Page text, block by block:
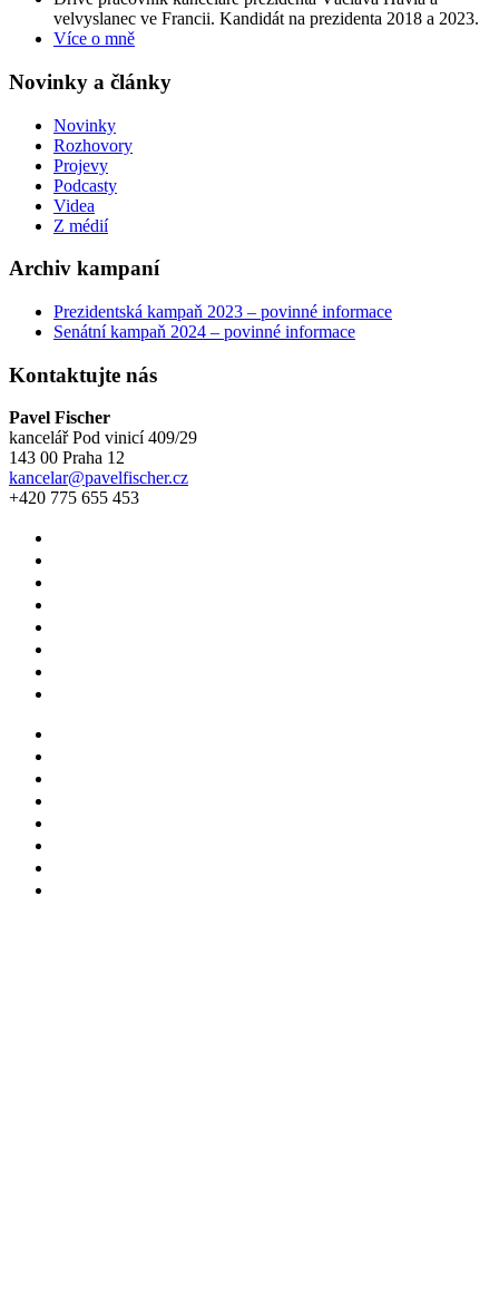
velvyslanec ve Francii. Kandidát na prezidenta 2018 a 2023.
Více o mně
Novinky a články
Novinky
Rozhovory
Projevy
Podcasty
Videa
Z médií
Archiv kampaní
Prezidentská kampaň 2023 – povinné informace
Senátní kampaň 2024 – povinné informace
Kontaktujte nás
Pavel Fischer
kancelář Pod vinicí 409/29
143 00 Praha 12
kancelar@pavelfischer.cz
+420 775 655 453